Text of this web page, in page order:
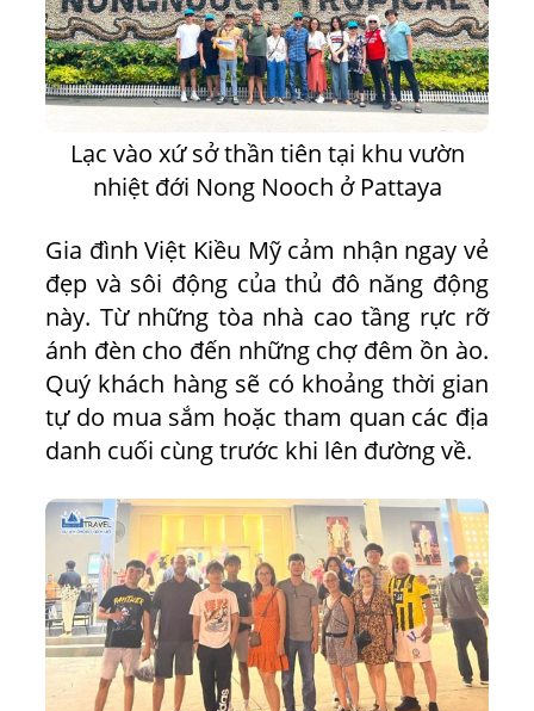
Lạc vào xứ sở thần tiên tại khu vườn
nhiệt đới Nong Nooch ở Pattaya
Gia đình Việt Kiều Mỹ cảm nhận ngay vẻ
đẹp và sôi động của thủ đô năng động
này. Từ những tòa nhà cao tầng rực rỡ
ánh đèn cho đến những chợ đêm ồn ào.
Quý khách hàng sẽ có khoảng thời gian
tự do mua sắm hoặc tham quan các địa
danh cuối cùng trước khi lên đường về.